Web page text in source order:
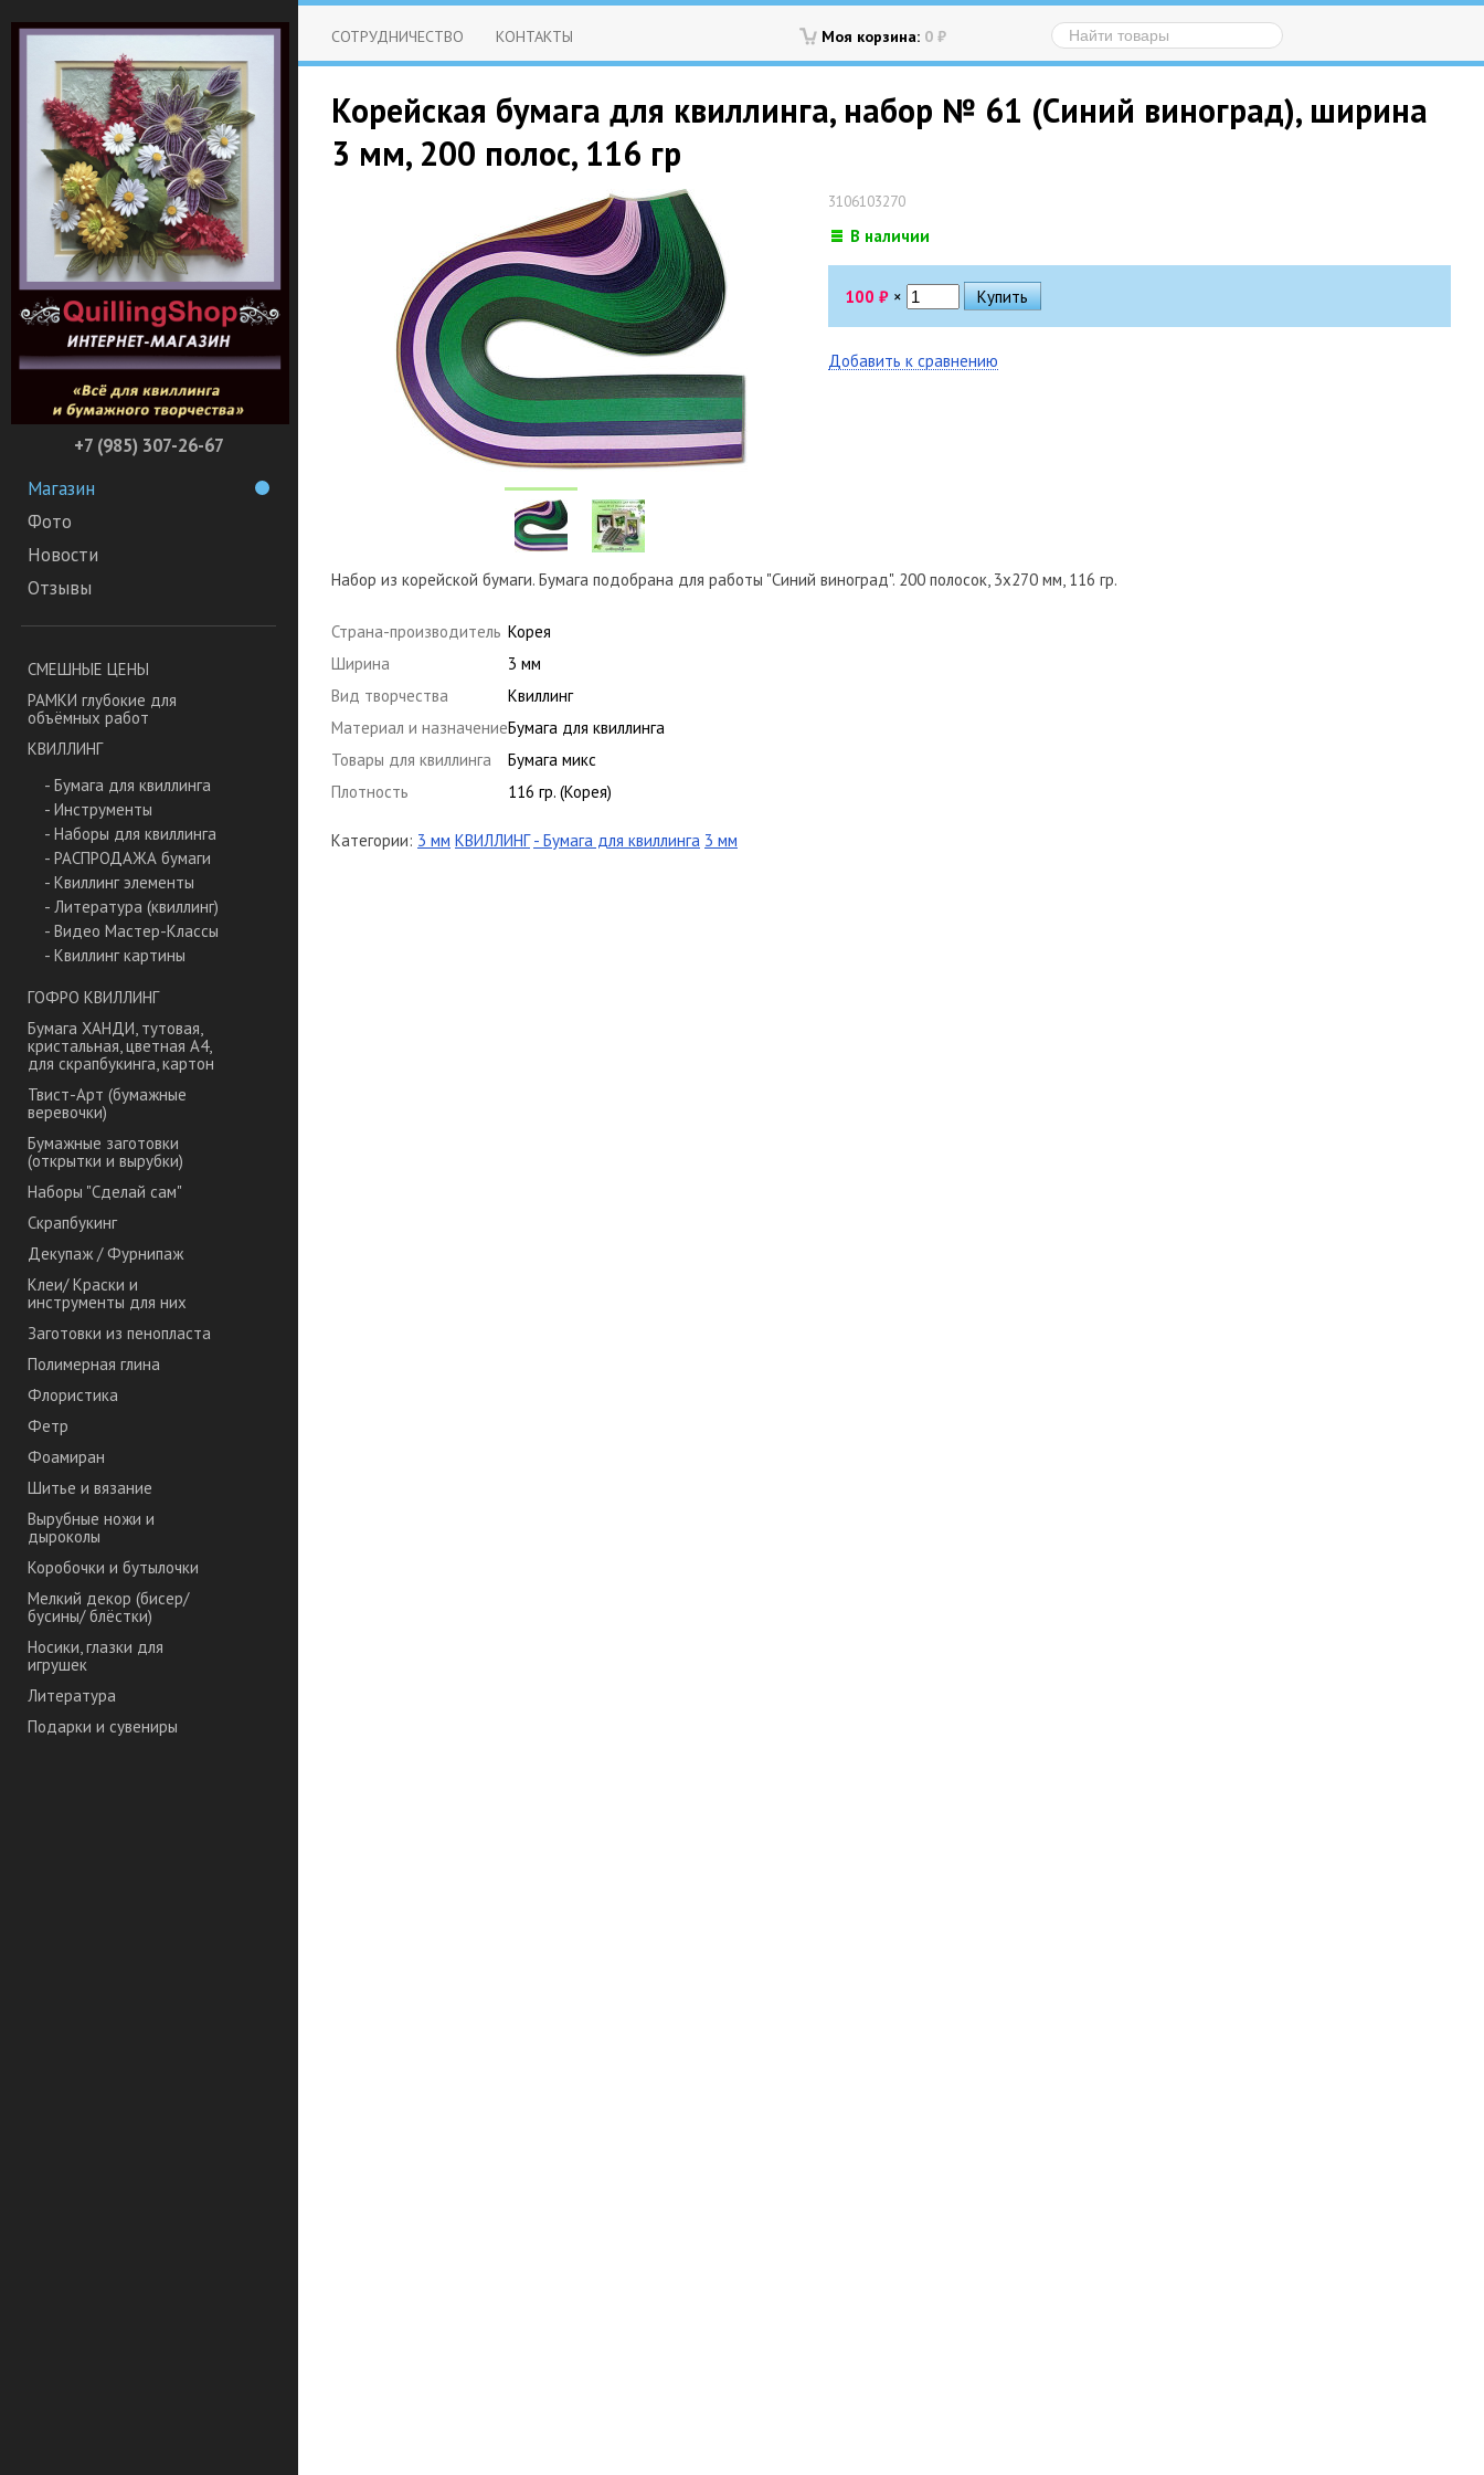
+7 (985) 307-26-67
Магазин
Фото
Новости
Отзывы
СМЕШНЫЕ ЦЕНЫ
РАМКИ глубокие для
объёмных работ
КВИЛЛИНГ
- Бумага для квиллинга
- Инструменты
- Наборы для квиллинга
- РАСПРОДАЖА бумаги
- Квиллинг элементы
- Литература (квиллинг)
- Видео Мастер-Классы
- Квиллинг картины
ГОФРО КВИЛЛИНГ
Бумага ХАНДИ, тутовая,
кристальная, цветная А4,
для скрапбукинга, картон
Твист-Арт (бумажные
веревочки)
Бумажные заготовки
(открытки и вырубки)
Наборы "Сделай сам"
Скрапбукинг
Декупаж / Фурнипаж
Клеи/ Краски и
инструменты для них
Заготовки из пенопласта
Полимерная глина
Флористика
Фетр
Фоамиран
Шитье и вязание
Вырубные ножи и
дыроколы
Коробочки и бутылочки
Мелкий декор (бисер/
бусины/ блёстки)
Носики, глазки для
игрушек
Литература
Подарки и сувениры
Моя корзина: 0 ₽
СОТРУДНИЧЕСТВО КОНТАКТЫ
Корейская бумага для квиллинга, набор № 61 (Синий виноград), ширина
3 мм, 200 полос, 116 гр
3106103270
В наличии
100 ₽ ×
Добавить к сравнению
Набор из корейской бумаги. Бумага подобрана для работы "Синий виноград". 200 полосок, 3х270 мм, 116 гр.
Страна-производитель Корея
Ширина
3 мм
Вид творчества
Квиллинг
Материал и назначениеБумага для квиллинга
Товары для квиллинга
Бумага микс
Плотность
116 гр. (Корея)
Категории: 3 мм КВИЛЛИНГ - Бумага для квиллинга 3 мм